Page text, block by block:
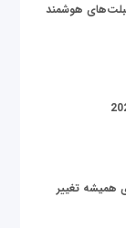
هوشمند
همیشه تغییر